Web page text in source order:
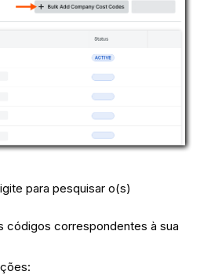
para pesquisar o(s)
códigos correspondentes à sua